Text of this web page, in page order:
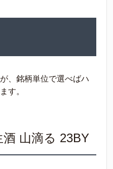
、銘柄単位で選べばハ
す。
酒 山滴る 23BY